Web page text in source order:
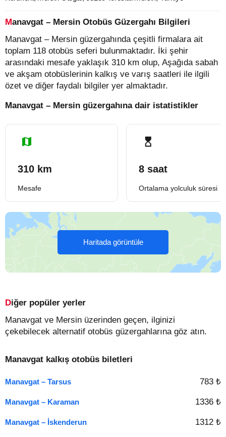
Manavgat – Mersin Otobüs Güzergahı Bilgileri
Manavgat – Mersin güzergahında çeşitli firmalara ait
toplam 118 otobüs seferi bulunmaktadır. İki şehir
arasındaki mesafe yaklaşık 310 km olup, Aşağıda sabah
ve akşam otobüslerinin kalkış ve varış saatleri ile ilgili
özet ve diğer faydalı bilgiler yer almaktadır.
Manavgat – Mersin güzergahına dair istatistikler
310 km
Mesafe
8 saat
Ortalama yolculuk süresi
Haritada görüntüle
Diğer popüler yerler
Manavgat ve Mersin üzerinden geçen, ilginizi
çekebilecek alternatif otobüs güzergahlarına göz atın.
Manavgat kalkış otobüs biletleri
Manavgat – Tarsus 783 ₺
Manavgat – Karaman 1336 ₺
Manavgat – İskenderun 1312 ₺